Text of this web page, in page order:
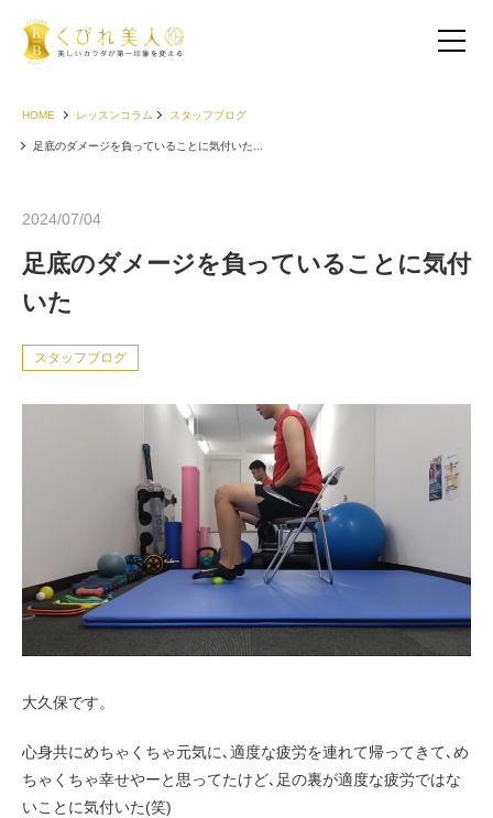
お客様の声（40代）
お客様の声（50代以上）
お客様の声（男性）
HOME レッスンコラム スタッフブログ
足底のダメージを負っていることに気付いた...
2024/07/04
足底のダメージを負っていることに気付
いた
スタッフブログ
大久保です。
心身共にめちゃくちゃ元気に､適度な疲労を連れて帰ってきて､め
ちゃくちゃ幸せやーと思ってたけど､足の裏が適度な疲労ではな
いことに気付いた(笑)